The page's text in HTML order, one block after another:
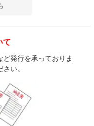
て
発行を承っておりま
い。